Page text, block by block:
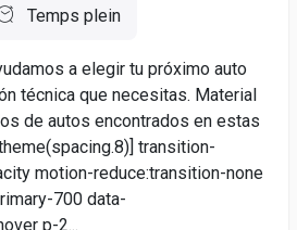
Temps plein
a elegir tu próximo auto
técnica que necesitas. Material
de autos encontrados en estas
transition-
motion-reduce:transition-none
700 data-
p-2...